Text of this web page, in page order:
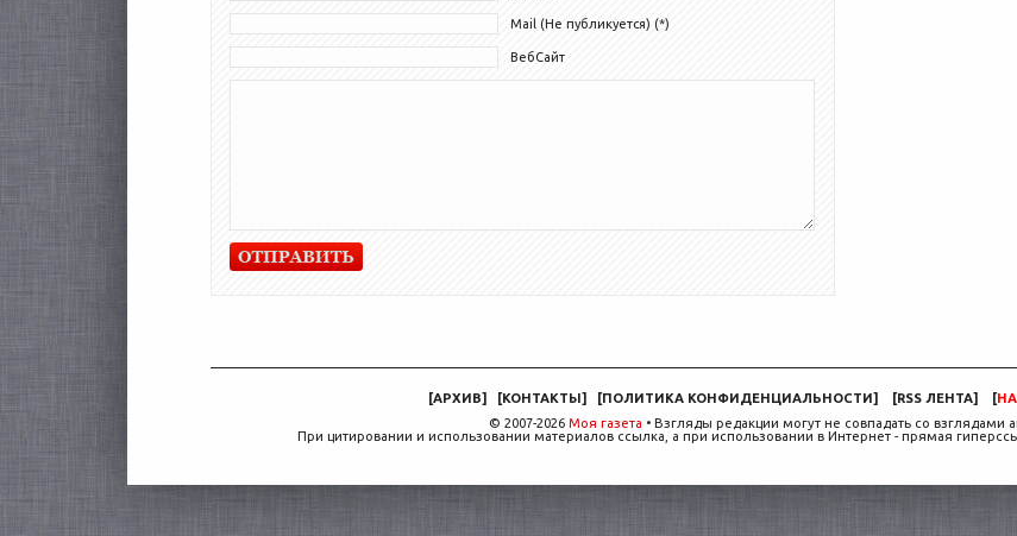
Mail (Не публикуется) (*)
ВебСайт
[АРХИВ] [КОНТАКТЫ] [ПОЛИТИКА КОНФИДЕНЦИАЛЬНОСТИ] [RSS ЛЕНТА] [
© 2007-2026 Моя газета • Взгляды редакции могут не совпадать со взглядами
При цитировании и использовании материалов ссылка, а при использовании в Интернет - прямая